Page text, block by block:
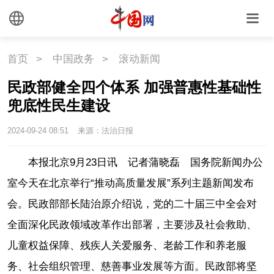
首页 > 中国政务 > 滚动新闻
民政部健全四个体系 加强普惠性基础性
兜底性民生建设
2024-09-24 08:51 来源：法治日报
本报北京9月23日讯 记者蒲晓磊 国务院新闻办公
室今天在北京举行“推动高质量发展”系列主题新闻发布
会。民政部部长陆治原介绍说，党的二十届三中全会对
全面深化民政领域改革作出部署，主要涉及社会救助、
儿童权益保障、残疾人关爱服务、老龄工作和养老服
务、社会组织管理、慈善事业发展等方面。民政部将坚